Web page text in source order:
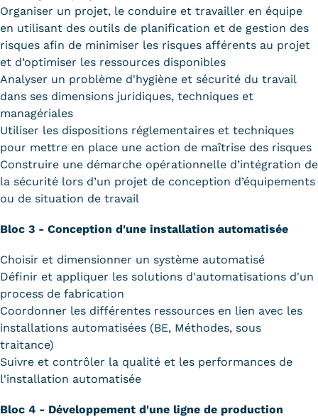
Organiser un projet, le conduire et travailler en équipe
en utilisant des outils de planification et de gestion des
risques afin de minimiser les risques afférents au projet
et d’optimiser les ressources disponibles
Analyser un problème d'hygiène et sécurité du travail
dans ses dimensions juridiques, techniques et
managériales
Utiliser les dispositions réglementaires et techniques
pour mettre en place une action de maîtrise des risques
Construire une démarche opérationnelle d’intégration de
la sécurité lors d’un projet de conception d’équipements
ou de situation de travail
Bloc 3 - Conception d'une installation automatisée
Choisir et dimensionner un système automatisé
Définir et appliquer les solutions d'automatisations d'un
process de fabrication
Coordonner les différentes ressources en lien avec les
installations automatisées (BE, Méthodes, sous
traitance)
Suivre et contrôler la qualité et les performances de
l'installation automatisée
Bloc 4 - Développement d'une ligne de production